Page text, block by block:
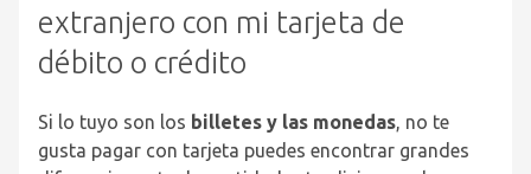
extranjero con mi tarjeta de
débito o crédito
Si lo tuyo son los billetes y las monedas, no te
gusta pagar con tarjeta puedes encontrar grandes